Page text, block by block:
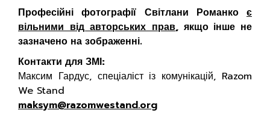
Професійні фотографії Світлани Романко є
вільними від авторських прав, якщо інше не
зазначено на зображенні.
Контакти для ЗМІ:
Максим Гардус, спеціаліст із комунікацій, Razom
We Stand
maksym@razomwestand.org